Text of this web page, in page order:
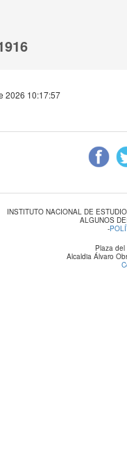
2026 10:17:57
INSTITUTO NACIONAL DE
ALGUNOS
-
Plaza
Alcaldia Álvaro